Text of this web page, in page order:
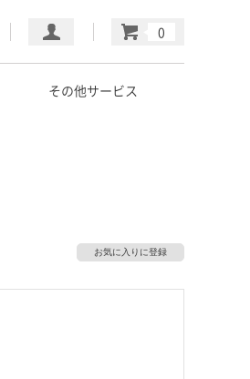
その他サービス
お気に入りに登録